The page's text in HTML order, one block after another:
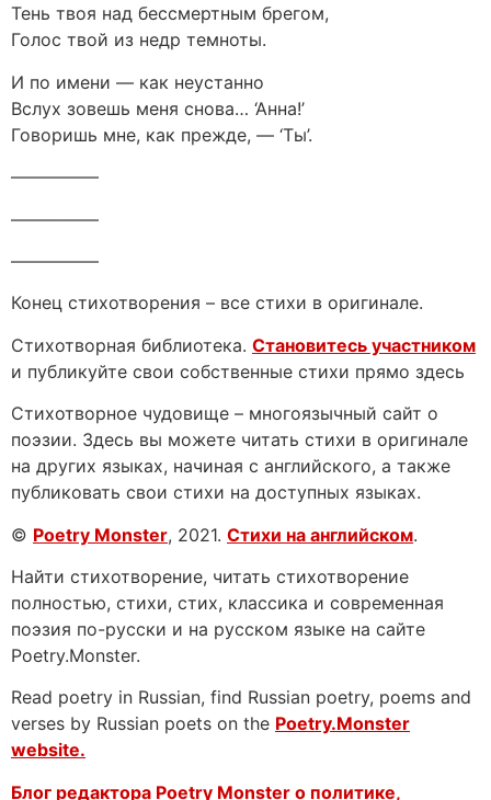
Тень твоя над бессмертным брегом,
Голос твой из недр темноты.
И по имени — как неустанно
Вслух зовешь меня снова… ‘Анна!’
Говоришь мне, как прежде, — ‘Ты’.
—————
—————
—————
Конец стихотворения – все стихи в оригинале.
Стихотворная библиотека. Становитесь участником
и публикуйте свои собственные стихи прямо здесь
Стихотворное чудовище – многоязычный сайт о
поэзии. Здесь вы можете читать стихи в оригинале
на других языках, начиная с английского, а также
публиковать свои стихи на доступных языках.
© Poetry Monster, 2021. Стихи на английском.
Найти стихотворение, читать стихотворение
полностью, стихи, стих, классика и современная
поэзия по-русски и на русском языке на сайте
Poetry.Monster.
Read poetry in Russian, find Russian poetry, poems and
verses by Russian poets on the Poetry.Monster
website.
Блог редактора Poetry Monster о политике,